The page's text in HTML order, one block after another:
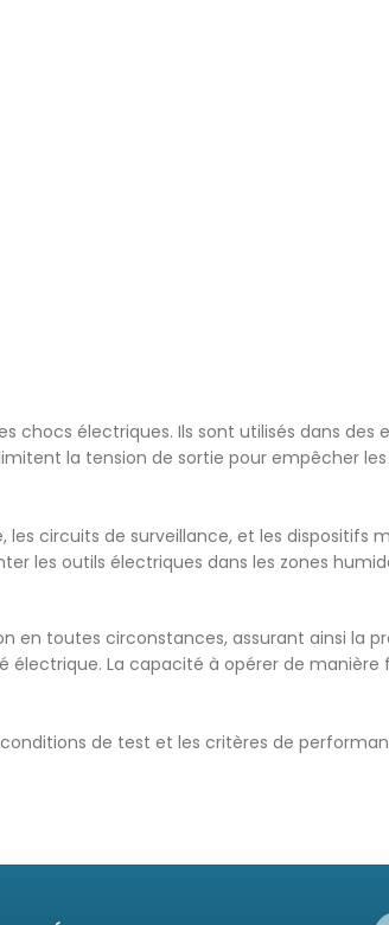
électriques. Ils sont utilisés dans des
la tension de sortie pour empêcher
circuits de surveillance, et les dispositifs
les outils électriques dans les zones
en toutes circonstances, assurant ainsi la
La capacité à opérer de
de test et les critères de